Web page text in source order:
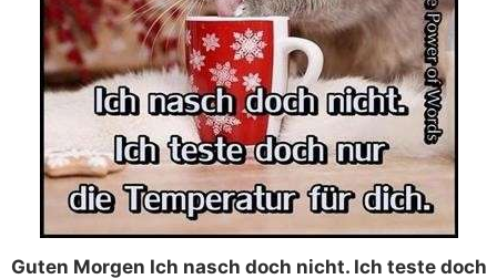
Guten Morgen Ich nasch doch nicht. Ich teste doch